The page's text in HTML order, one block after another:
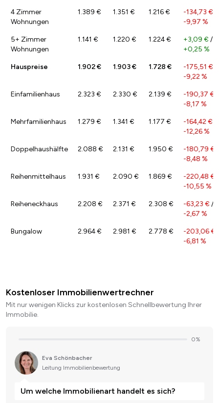
4 Zimmer
Wohnungen
1.389 € 1.351 € 1.216 € -134,73 €
-9,97 %
5+ Zimmer
Wohnungen
1.141 € 1.220 € 1.224 € +3,09 € /
+0,25 %
Hauspreise 1.902 € 1.903 € 1.728 € -175,51 €
-9,22 %
Einfamilienhaus 2.323 € 2.330 € 2.139 € -190,37 €
-8,17 %
Mehrfamilienhaus 1.279 € 1.341 € 1.177 € -164,42 €
-12,26 %
Doppelhaushälfte 2.088 € 2.131 € 1.950 € -180,79 €
-8,48 %
Reihenmittelhaus 1.931 € 2.090 € 1.869 € -220,48 €
-10,55 %
Reiheneckhaus 2.208 € 2.371 € 2.308 € -63,23 € /
-2,67 %
Bungalow 2.964 € 2.981 € 2.778 € -203,06 €
-6,81 %
Kostenloser Immobilienwertrechner
Mit nur wenigen Klicks zur kostenlosen Schnellbewertung Ihrer
Immobilie.